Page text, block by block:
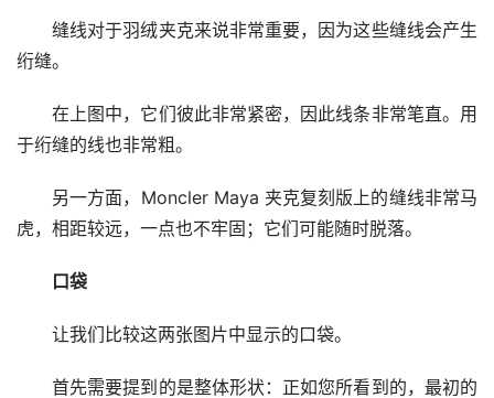
缝线对于羽绒夹克来说非常重要，因为这些缝线会产生
绗缝。
在上图中，它们彼此非常紧密，因此线条非常笔直。用
于绗缝的线也非常粗。
另一方面，Moncler Maya 夹克复刻版上的缝线非常马
虎，相距较远，一点也不牢固；它们可能随时脱落。
口袋
让我们比较这两张图片中显示的口袋。
首先需要提到的是整体形状：正如您所看到的，最初的